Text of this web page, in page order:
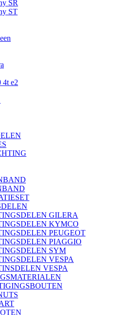
SR
ST
4t e2
GILERA
KYMCO
PEUGEOT
PIAGGIO
SYM
VESPA
VESPA